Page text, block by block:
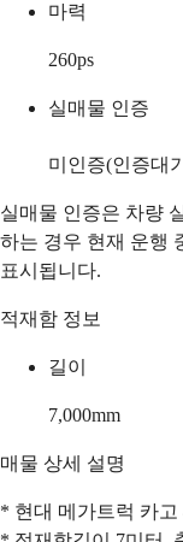
마력
260ps
실매물 인증
미인증(인증대
실매물 인증은 차량
하는 경우 현재 운행
표시됩니다.
적재함 정보
길이
7,000mm
매물 상세 설명
* 현대 메가트럭 카고